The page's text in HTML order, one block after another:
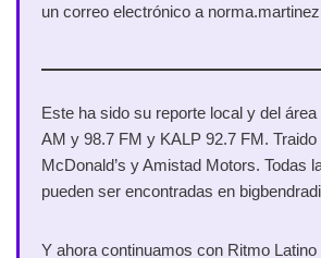
un correo electrónico a
Este ha sido su reporte local y del
AM y 98.7 FM y KALP 92.7 FM.
McDonald’s y Amistad Motors. Todas
pueden ser encontradas en
Y ahora continuamos con Ritmo Latino